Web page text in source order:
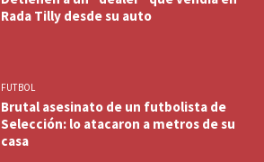
Rada Tilly desde su auto
FUTBOL
Brutal asesinato de un futbolista de
Selección: lo atacaron a metros de su
casa